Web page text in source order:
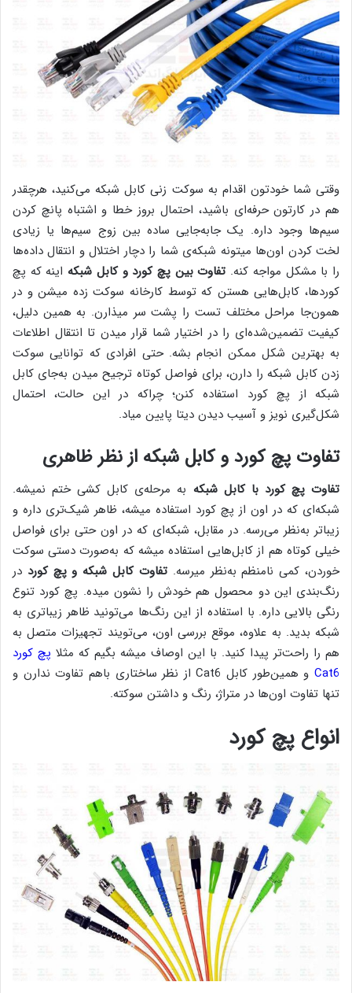
وقتی شما خودتون اقدام به سوکت زنی کابل شبکه می‌کنید، هرچقدر
هم در کارتون حرفه‌ای باشید، احتمال بروز خطا و اشتباه پانچ کردن
سیم‌ها وجود داره. یک جابه‌جایی ساده بین زوج سیم‌ها یا زیادی
لخت کردن اون‌ها میتونه شبکه‌ی شما را دچار اختلال و انتقال داده‌ها
را با مشکل مواجه کنه. تفاوت بین پچ کورد و کابل شبکه اینه که پچ
کوردها، کابل‌هایی هستن که توسط کارخانه سوکت زده میشن و در
همون‌جا مراحل مختلف تست را پشت سر میذارن. به همین دلیل،
کیفیت تضمین‌شده‌ای را در اختیار شما قرار میدن تا انتقال اطلاعات
به بهترین شکل ممکن انجام بشه. حتی افرادی که توانایی سوکت
زدن کابل شبکه را دارن، برای فواصل کوتاه ترجیح میدن به‌جای کابل
شبکه از پچ کورد استفاده کنن؛ چراکه در این حالت، احتمال
شکل‌گیری نویز و آسیب دیدن دیتا پایین میاد.
تفاوت پچ کورد و کابل شبکه از نظر ظاهری
تفاوت پچ کورد با کابل شبکه به مرحله‌ی کابل کشی ختم نمیشه.
شبکه‌ای که در اون از پچ کورد استفاده میشه، ظاهر شیک‌تری داره و
زیباتر به‌نظر می‌رسه. در مقابل، شبکه‌ای که در اون حتی برای فواصل
خیلی کوتاه هم از کابل‌‌هایی استفاده میشه که به‌صورت دستی سوکت
خوردن، کمی نامنظم به‌نظر میرسه.تفاوت کابل شبکه و پچ کورد در
رنگ‌بندی این دو محصول هم خودش را نشون میده. پچ کورد تنوع
رنگی بالایی داره. با استفاده از این رنگ‌ها می‌تونید ظاهر زیباتری به
شبکه بدید. به علاوه، موقع بررسی اون، می‌تویند تجهیزات متصل به
هم را راحت‌تر پیدا کنید. با این اوصاف میشه بگیم که مثلا پچ کورد
Cat6
و همین‌طور کابل Cat6 از نظر ساختاری باهم تفاوت ندارن و
تنها تفاوت اون‌ها در متراژ، رنگ و داشتن سوکته.
انواع پچ کورد